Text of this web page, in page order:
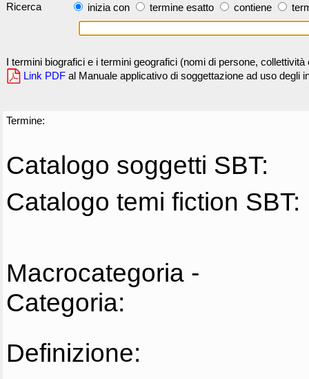
Ricerca inizia con termine esatto contiene
I termini biografici e i termini geografici (nomi di persone,
Link PDF al Manuale applicativo di soggettazione ad uso degli
Termine:
Catalogo soggetti SBT:
Catalogo temi fiction SBT:
Macrocategoria -
Categoria:
Definizione: